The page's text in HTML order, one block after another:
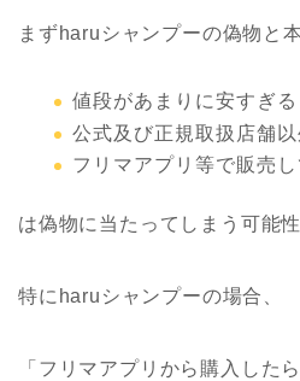
まずharuシャンプーの偽物と
値段があまりに安すぎる
公式及び正規取扱店舗
フリマアプリ等で販売
は偽物に当たってしまう可能
特にharuシャンプーの場合、
「フリマアプリから購入した